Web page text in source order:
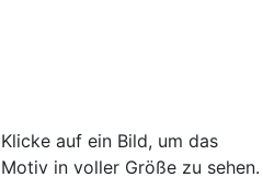
Klicke auf ein Bild, um das
Motiv in voller Größe zu sehen.